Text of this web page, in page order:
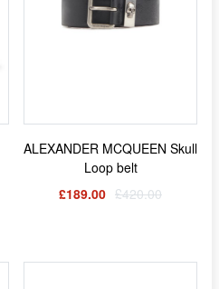
ALEXANDER MCQUEEN Skull
Loop belt
£189.00 £420.00